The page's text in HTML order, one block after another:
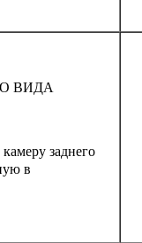
ВИДА
заднего
в